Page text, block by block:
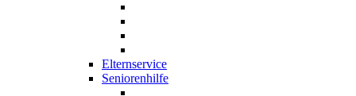
Elternservice
Seniorenhilfe